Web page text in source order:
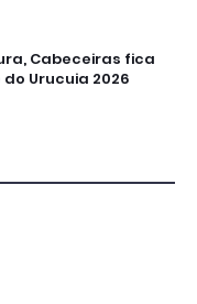
Cabeceiras fica
Urucuia 2026